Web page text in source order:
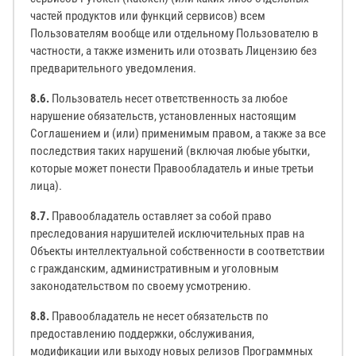
частей продуктов или функций сервисов) всем
Пользователям вообще или отдельному Пользователю в
частности, а также изменить или отозвать Лицензию без
предварительного уведомления.
8.6. Пользователь несет ответственность за любое
нарушение обязательств, установленных настоящим
Соглашением и (или) применимым правом, а также за все
последствия таких нарушений (включая любые убытки,
которые может понести Правообладатель и иные третьи
лица).
8.7. Правообладатель оставляет за собой право
преследования нарушителей исключительных прав на
Объекты интеллектуальной собственности в соответствии
с гражданским, административным и уголовным
законодательством по своему усмотрению.
8.8. Правообладатель не несет обязательств по
предоставлению поддержки, обслуживания,
модификации или выходу новых релизов Программных